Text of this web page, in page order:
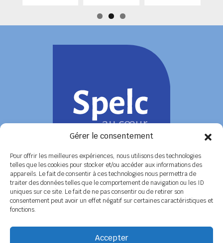
Gérer le consentement
Pour offrir les meilleures expériences, nous utilisons des technologies
telles que les cookies pour stocker et/ou accéder aux informations des
appareils. Le fait de consentir à ces technologies nous permettra de
traiter des données telles que le comportement de navigation ou les ID
uniques sur ce site. Le fait de ne pas consentir ou de retirer son
consentement peut avoir un effet négatif sur certaines caractéristiques et
fonctions.
Accepter
COORDONNÉES
Siège social
6 rue de Tolbiac - 37100 TOURS
SecrétariatBP 14 - 79800 LA MOTHE SAINT HERAY
Tél. 05 49 04 91 45 / 06 14 12 56 26